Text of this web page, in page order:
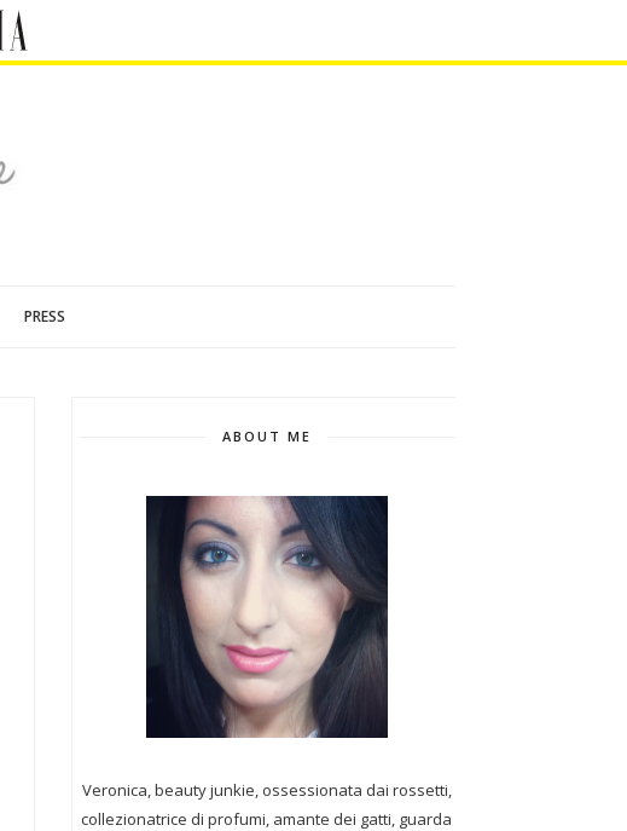
PRESS
ABOUT ME
Veronica, beauty junkie, ossessionata dai rossetti,
collezionatrice di profumi, amante dei gatti, guarda